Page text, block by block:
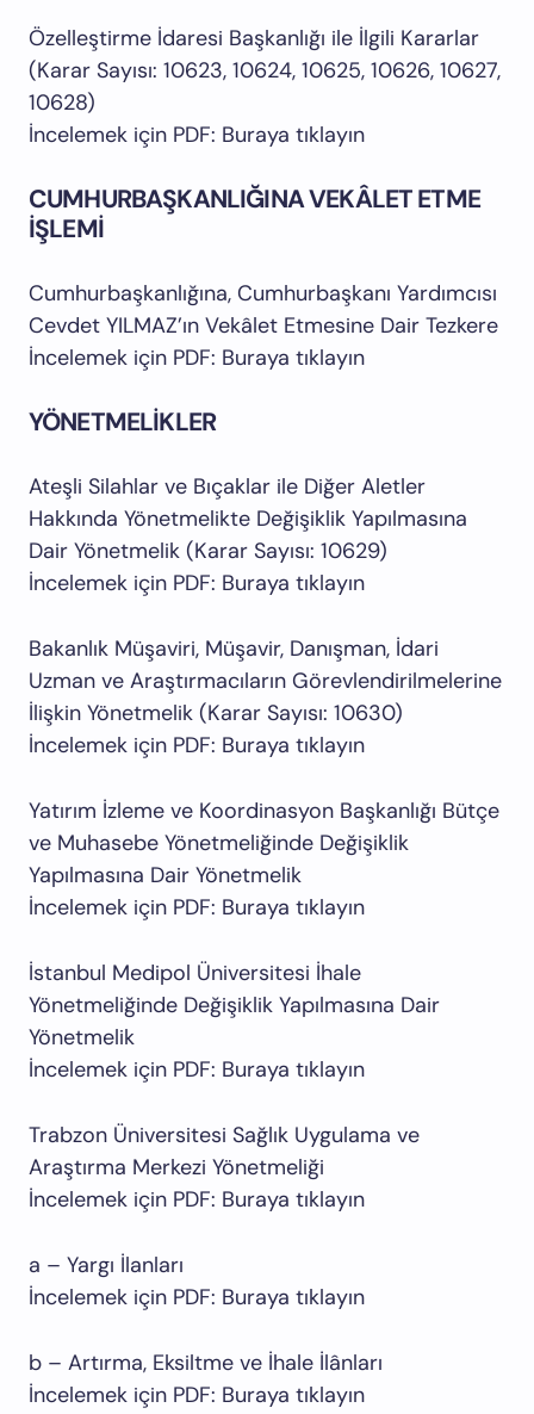
Özelleştirme İdaresi Başkanlığı ile İlgili Kararlar
(Karar Sayısı: 10623, 10624, 10625, 10626, 10627,
10628)
İncelemek için PDF: Buraya tıklayın
CUMHURBAŞKANLIĞINA VEKÂLET ETME
İŞLEMİ
Cumhurbaşkanlığına, Cumhurbaşkanı Yardımcısı
Cevdet YILMAZ’ın Vekâlet Etmesine Dair Tezkere
İncelemek için PDF: Buraya tıklayın
YÖNETMELİKLER
Ateşli Silahlar ve Bıçaklar ile Diğer Aletler
Hakkında Yönetmelikte Değişiklik Yapılmasına
Dair Yönetmelik (Karar Sayısı: 10629)
İncelemek için PDF: Buraya tıklayın
Bakanlık Müşaviri, Müşavir, Danışman, İdari
Uzman ve Araştırmacıların Görevlendirilmelerine
İlişkin Yönetmelik (Karar Sayısı: 10630)
İncelemek için PDF: Buraya tıklayın
Yatırım İzleme ve Koordinasyon Başkanlığı Bütçe
ve Muhasebe Yönetmeliğinde Değişiklik
Yapılmasına Dair Yönetmelik
İncelemek için PDF: Buraya tıklayın
İstanbul Medipol Üniversitesi İhale
Yönetmeliğinde Değişiklik Yapılmasına Dair
Yönetmelik
İncelemek için PDF: Buraya tıklayın
Trabzon Üniversitesi Sağlık Uygulama ve
Araştırma Merkezi Yönetmeliği
İncelemek için PDF: Buraya tıklayın
a – Yargı İlanları
İncelemek için PDF: Buraya tıklayın
b – Artırma, Eksiltme ve İhale İlânları
İncelemek için PDF: Buraya tıklayın